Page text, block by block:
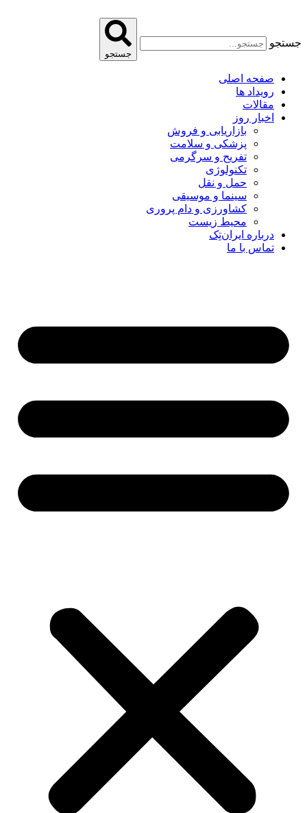
جستجو
جستجو
صفحه اصلی
رویداد ها
مقالات
اخبار روز
بازاریابی و فروش
پزشکی و سلامت
تفریح و سرگرمی
تکنولوژی
حمل و نقل
سینما و موسیقی
کشاورزی و دام پروری
محیط زیست
درباره ایران‌تِک
تماس با ما